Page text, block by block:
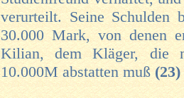
verurteilt. Seine Schulden
30.000 Mark, von denen
Kilian, dem Kläger, die
10.000M abstatten muß (23)